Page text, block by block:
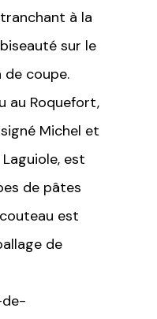
à la
sur le
de coupe.
au Roquefort,
Michel et
est
de pâtes
est
de